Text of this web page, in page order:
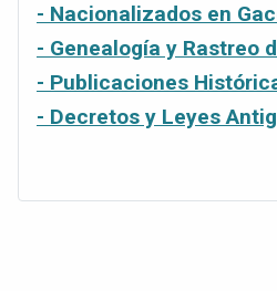
- Nacionalizados en
- Genealogía y Rastreo
- Publicaciones
- Decretos y Leyes